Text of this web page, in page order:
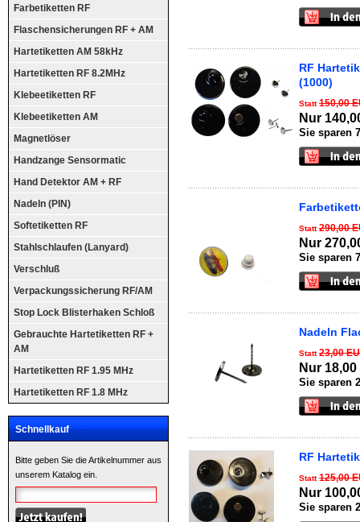
Farbetiketten RF
Flaschensicherungen RF + AM
Hartetiketten AM 58kHz
Hartetiketten RF 8.2MHz
Klebeetiketten RF
Klebeetiketten AM
Magnetlöser
Handzange Sensormatic
Hand Detektor AM + RF
Nadeln (PIN)
Softetiketten RF
Stahlschlaufen (Lanyard)
Verschluß
Verpackungssicherung RF/AM
Stop Lock Blisterhaken Schloß
Gebrauchte Hartetiketten RF +
AM
Hartetiketten RF 1.95 MHz
Hartetiketten RF 1.8 MHz
Schnellkauf
Bitte geben Sie die Artikelnummer aus
unserem Katalog ein.
RF
(1000)
Statt150,00
Nur
Sie sparen
Statt290,00
Nur
Sie sparen
Nadeln
Statt23,00
Nur
Sie sparen
RF
Statt125,00
Nur
Sie sparen